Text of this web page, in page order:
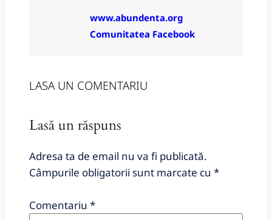
www.abundenta.org
Comunitatea Facebook
LASA UN COMENTARIU
Lasă un răspuns
Adresa ta de email nu va fi publicată.
Câmpurile obligatorii sunt marcate cu *
Comentariu *